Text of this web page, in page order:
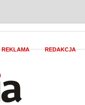
REKLAMA REDAKCJA